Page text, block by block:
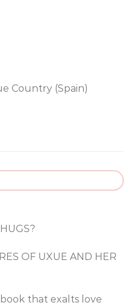
Country (Spain)
OF UXUE AND HER
that exalts love